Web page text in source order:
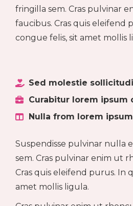
fringilla sem. Cras pulvinar
faucibus. Cras quis eleifend
congue felis, sit amet mollis
Sed molestie
Curabitur lorem ipsum
Nulla from lorem ipsum
Suspendisse pulvinar nulla
sem. Cras pulvinar enim ut
Cras quis eleifend purus. In
amet mollis ligula.